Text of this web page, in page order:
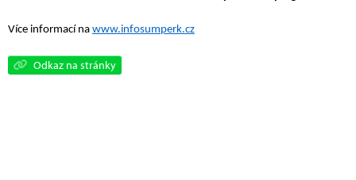
Více informací na www.infosumperk.cz
Odkaz na stránky